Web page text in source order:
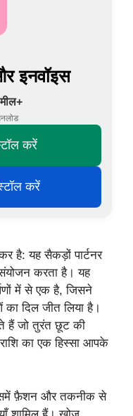
इनवॉइस
करें
करें
है: यह सैकड़ों पार्टनर
करता है। यह
में से एक है, जिसने
का दिल जीत लिया है।
हैं जो तुरंत छूट की
का एक हिस्सा आपके
फ़ैशन और तकनीक से